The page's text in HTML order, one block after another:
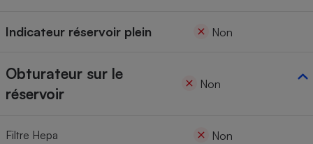
Indicateur réservoir plein Non
Obturateur sur le
réservoir
Non
Filtre Hepa Non